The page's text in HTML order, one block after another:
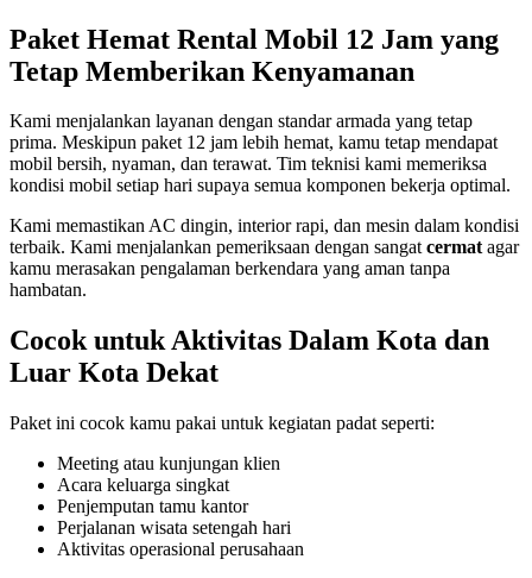
Paket Hemat Rental Mobil 12 Jam yang
Tetap Memberikan Kenyamanan
Kami menjalankan layanan dengan standar armada yang tetap
prima. Meskipun paket 12 jam lebih hemat, kamu tetap mendapat
mobil bersih, nyaman, dan terawat. Tim teknisi kami memeriksa
kondisi mobil setiap hari supaya semua komponen bekerja optimal.
Kami memastikan AC dingin, interior rapi, dan mesin dalam kondisi
terbaik. Kami menjalankan pemeriksaan dengan sangatcermatagar
kamu merasakan pengalaman berkendara yang aman tanpa
hambatan.
Cocok untuk Aktivitas Dalam Kota dan
Luar Kota Dekat
Paket ini cocok kamu pakai untuk kegiatan padat seperti:
Meeting atau kunjungan klien
Acara keluarga singkat
Penjemputan tamu kantor
Perjalanan wisata setengah hari
Aktivitas operasional perusahaan